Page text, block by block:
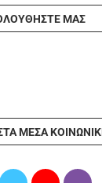
ΜΑΣ
ΜΈΣΑ